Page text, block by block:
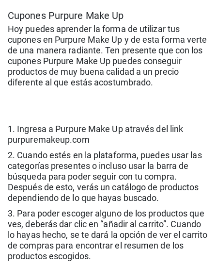
Cupones Purpure Make Up
Hoy puedes aprender la forma de utilizar tus
cupones en Purpure Make Up y de esta forma verte
de una manera radiante. Ten presente que con los
cupones Purpure Make Up puedes conseguir
productos de muy buena calidad a un precio
diferente al que estás acostumbrado.
1. Ingresa a Purpure Make Up através del link
purpuremakeup.com
2. Cuando estés en la plataforma, puedes usar las
categorías presentes o incluso usar la barra de
búsqueda para poder seguir con tu compra.
Después de esto, verás un catálogo de productos
dependiendo de lo que hayas buscado.
3. Para poder escoger alguno de los productos que
ves, deberás dar clic en “añadir al carrito”. Cuando
lo hayas hecho, se te dará la opción de ver el carrito
de compras para encontrar el resumen de los
productos escogidos.